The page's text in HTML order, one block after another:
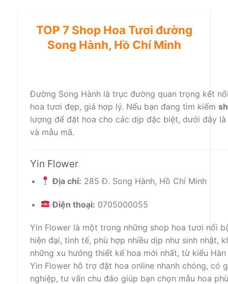
TOP 7 Shop Hoa Tươi đường
Song Hành, Hồ Chí Minh
Đường Song Hành là trục đường quan trọng kết
hoa tươi đẹp, giá hợp lý. Nếu bạn đang tìm kiếm
lượng để đặt hoa cho các dịp đặc biệt, dưới đây
và mẫu mã.
Yin Flower
Địa chỉ: 285 Đ. Song Hành, Hồ Chí Minh
Điện thoại: 0705000055
Yin Flower là một trong những shop hoa tươi nổi
hiện đại, tinh tế, phù hợp nhiều dịp như sinh nhật,
những xu hướng thiết kế hoa mới nhất, từ kiểu
Yin Flower hỗ trợ đặt hoa online nhanh chóng, có
nghiệp, tư vấn chu đáo giúp bạn chọn mẫu hoa